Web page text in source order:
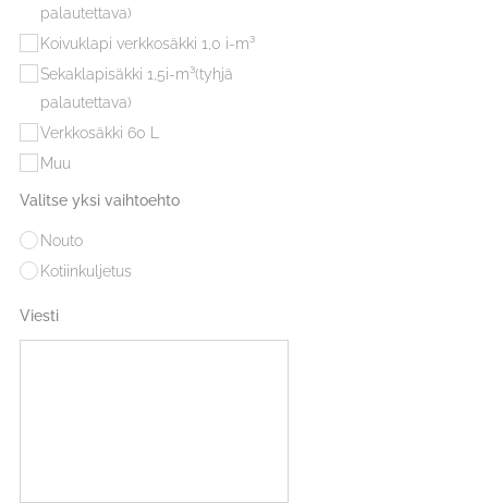
palautettava)
Koivuklapi verkkosäkki 1,0 i-m³
Sekaklapisäkki 1,5i-m³(tyhjä
palautettava)
Verkkosäkki 60 L
Muu
Valitse yksi vaihtoehto
Nouto
Kotiinkuljetus
Viesti